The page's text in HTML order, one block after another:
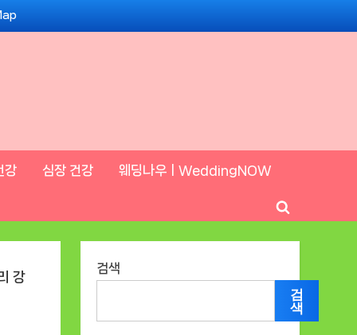
강 심장 건강 웨딩나우ㅣWeddingNOW
Toggle
search
검색
검
색